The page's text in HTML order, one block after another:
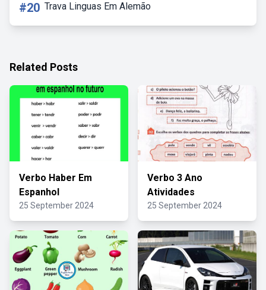
#20 Trava Linguas Em Alemão
Related Posts
Verbo Haber Em
Espanhol
25 September 2024
Verbo 3 Ano
Atividades
25 September 2024